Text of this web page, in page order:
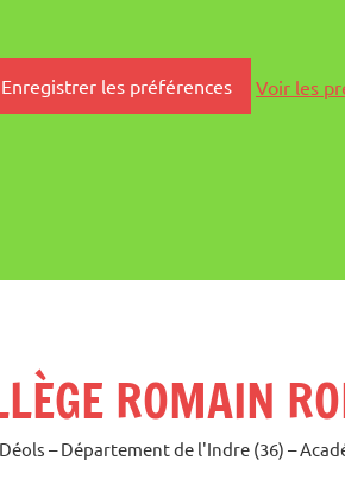
Enregistrer les préférences Voir les
ROMAIN
– Département de l'Indre (36) –